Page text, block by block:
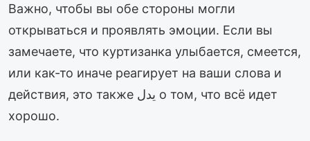
Важно, чтобы вы обе стороны могли
открываться и проявлять эмоции. Если вы
замечаете, что куртизанка улыбается, смеется,
или как-то иначе реагирует на ваши слова и
действия, это также يدل о том, что всё идет
хорошо.